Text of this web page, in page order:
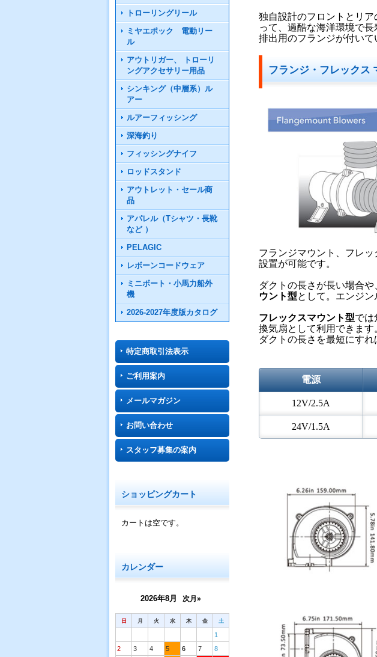
トローリングリール
ミヤエポック 電動リー
ル
アウトリガー、 トローリ
ングアクセサリー用品
シンキング（中層系）ル
アー
ルアーフィッシング
深海釣り
フィッシングナイフ
ロッドスタンド
アウトレット・セール商
品
アパレル（Tシャツ・長靴
など ）
PELAGIC
レボーンコードウェア
ミニボート・小馬力船外
機
2026-2027年度版カタログ
特定商取引法表示
ご利用案内
メールマガジン
お問い合わせ
スタッフ募集の案内
ショッピングカート
カートは空です。
カレンダー
2026年8月 次月»
日 月 火 水 木 金 土
1
2
3 4 5 6 7
8
独自設計のフロントとリ
って、過酷な海洋環境で
排出用のフランジが付いて
フランジ・フレックス
フランジマウント、フレ
設置が可能です。
ダクトの長さが長い場合
ウント型として。エンジ
フレックスマウント型では
換気扇として利用できます
ダクトの長さを最短にすれ
電源
12V/2.5A
24V/1.5A